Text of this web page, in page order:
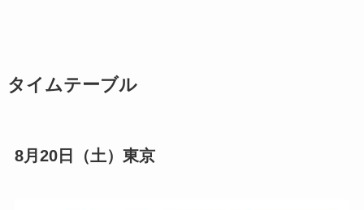
タイムテーブル
8月20日（土）東京